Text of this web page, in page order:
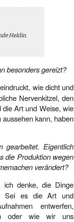
Heldin.
besonders gereizt?
wie dicht und
Nervenkitzel, den
Art und Weise, wie
kann, haben
gearbeitet. Eigentlich
die Produktion wegen
verändert?
ich denke, die Dinge
Sei es die Art und
entwerfen,
oder wie wir uns